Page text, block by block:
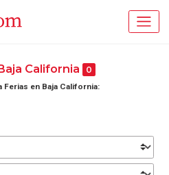
California 0
Ferias en Baja California: